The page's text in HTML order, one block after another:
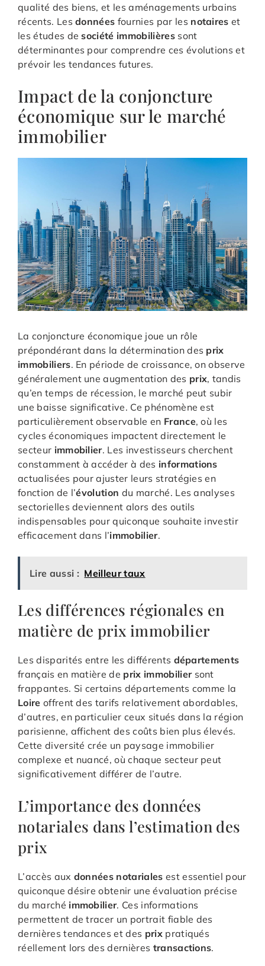
qualité des biens, et les aménagements urbains
récents. Lesdonnées fournies par les notaires et
les études desociété immobilièressont
déterminantes pour comprendre ces évolutions et
prévoir les tendances futures.
Impact de la conjoncture
économique sur le marché
immobilier
La conjoncture économique joue un rôle
prépondérant dans la détermination des prix
immobiliers. En période de croissance, on observe
généralement une augmentation des prix, tandis
qu’en temps de récession, le marché peut subir
une baisse significative. Ce phénomène est
particulièrement observable en France, où les
cycles économiques impactent directement le
secteur immobilier. Les investisseurs cherchent
constamment à accéder à des informations
actualisées pour ajuster leurs stratégies en
fonction de l’évolution du marché. Les analyses
sectorielles deviennent alors des outils
indispensables pour quiconque souhaite investir
efficacement dans l’immobilier.
Lire aussi : Meilleur taux
Les différences régionales en
matière de prix immobilier
Les disparités entre les différents départements
français en matière de prix immobiliersont
frappantes. Si certains départements comme la
Loire offrent des tarifs relativement abordables,
d’autres, en particulier ceux situés dans la région
parisienne, affichent des coûts bien plus élevés.
Cette diversité crée un paysage immobilier
complexe et nuancé, où chaque secteur peut
significativement différer de l’autre.
L’importance des données
notariales dans l’estimation des
prix
L’accès aux données notariales est essentiel pour
quiconque désire obtenir une évaluation précise
du marché immobilier. Ces informations
permettent de tracer un portrait fiable des
dernières tendances et des prixpratiqués
réellement lors des dernières transactions.